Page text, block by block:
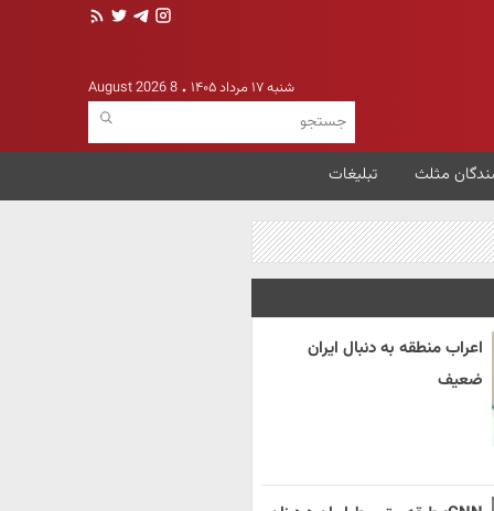
شنبه ۱۷ مرداد ۱۴۰۵ 8 August 2026
مثلث تبلیغات
اعراب منطقه به دنبال ایران
ضعیف